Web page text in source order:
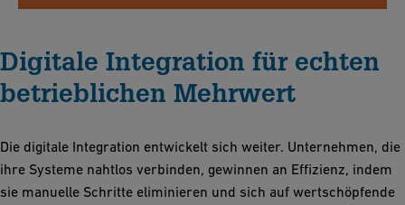
Digitale Integration für echten
betrieblichen Mehrwert
Die digitale Integration entwickelt sich weiter. Unternehmen, die
ihre Systeme nahtlos verbinden, gewinnen an Effizienz, indem
sie manuelle Schritte eliminieren und sich auf wertschöpfende